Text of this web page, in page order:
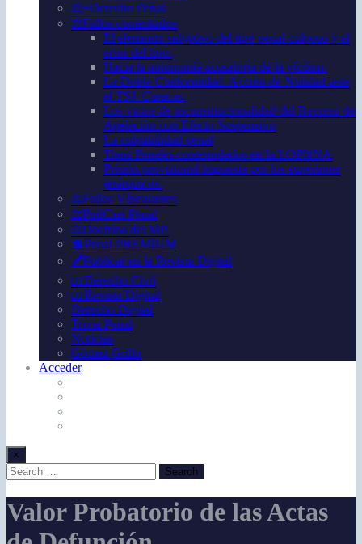
⚖️+Derecho Penal
⚖️Fallos comentados
El elemento subjetivo del tipo penal culposo y el
error del tipo.
Hacia la autonomía acusatoria de la víctima.
La Doble Conformidad. Acción de Nulidad ante
el TSJ. Caracas.
Los vicios de inconstitucionalidad del Recurso de
Apelación con Efecto Suspensivo
La culpabilidad penal
Tipos Penales contemplados en la LOPNNA
Prisión provisional impuesta por los superiores
jerárquicos.
⚖️Fallos Vínculantes
⚖️PodCast Penal
⚖️Doctrina del MP.
💲Penal PREMIUM
🖊️Publicar en la Revista Digital
📖Derecho Civil
📖Revista Digital
Derecho Digital
Trivia Penal
Noticias
Gómez Grillo
Acceder
×
Valor Probatorio de las Actas